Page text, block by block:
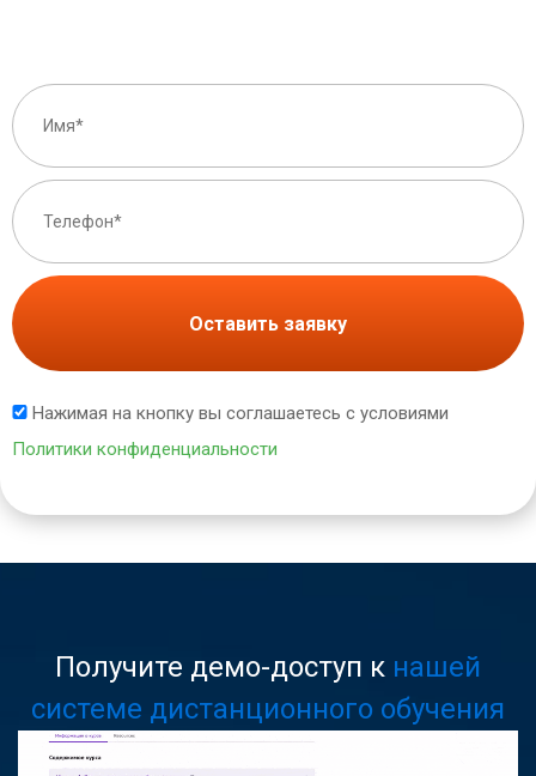
Оставить заявку
Нажимая на кнопку вы соглашаетесь с условиями
Политики конфиденциальности
Получите демо-доступ к нашей
системе дистанционного обучения